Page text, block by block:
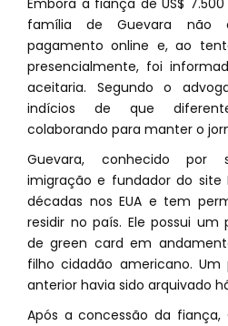
Embora a fiança de US$
família de Guevara não
pagamento online e, ao
presencialmente, foi
aceitaria. Segundo o
indícios de que
colaborando para manter o
Guevara, conhecido por
imigração e fundador do site
décadas nos EUA e tem
residir no país. Ele possui um
de green card em
filho cidadão americano. Um
anterior havia sido arquivado
Após a concessão da fiança,